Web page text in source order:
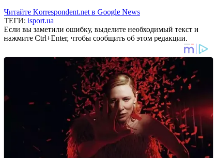
Читайте Korrespondent.net в Google News
ТЕГИ: isport.ua
Если вы заметили ошибку, выделите необходимый текст и
нажмите Ctrl+Enter, чтобы сообщить об этом редакции.